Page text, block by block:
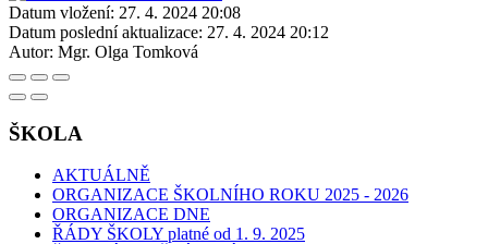
Datum vložení: 27. 4. 2024 20:08
Datum poslední aktualizace: 27. 4. 2024 20:12
Autor: Mgr. Olga Tomková
ŠKOLA
AKTUÁLNĚ
ORGANIZACE ŠKOLNÍHO ROKU 2025 - 2026
ORGANIZACE DNE
ŘÁDY ŠKOLY platné od 1. 9. 2025